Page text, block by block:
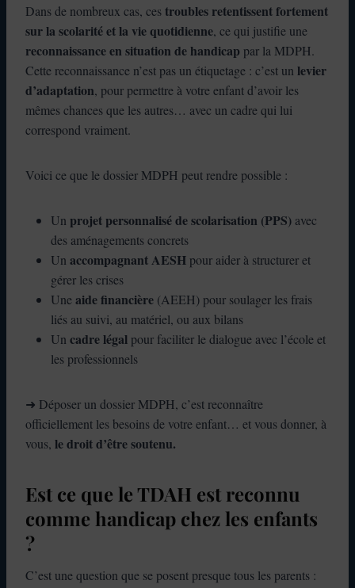
Dans de nombreux cas, cestroubles retentissent fortement
sur la scolarité et la vie quotidienne, ce qui justifie une
reconnaissance en situation de handicap par la MDPH.
Cette reconnaissance n’est pas un étiquetage : c’est un levier
d’adaptation, pour permettre à votre enfant d’avoir les
mêmes chances que les autres… avec un cadre qui lui
correspond vraiment.
Voici ce que le dossier MDPH peut rendre possible :
Un projet personnalisé de scolarisation (PPS) avec
des aménagements concrets
Un accompagnant AESH pour aider à structurer et
gérer les crises
Une aide financière (AEEH) pour soulager les frais
liés au suivi, au matériel, ou aux bilans
Un cadre légal pour faciliter le dialogue avec l’école et
les professionnels
➜ Déposer un dossier MDPH, c’est reconnaître
officiellement les besoins de votre enfant… et vous donner, à
vous, le droit d’être soutenu.
Est ce que le TDAH est reconnu
comme handicap chez les enfants
?
C’est une question que se posent presque tous les parents :